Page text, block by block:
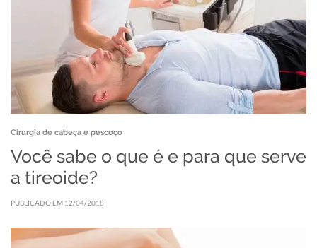
Cirurgia de cabeça e pescoço
Você sabe o que é e para que serve
a tireoide?
PUBLICADO EM 12/04/2018